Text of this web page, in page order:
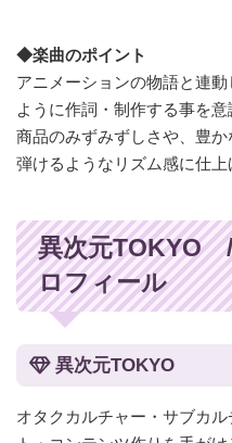
◆楽曲のポイント
アニメーションの物語と連
ように作詞・制作する事を意
商品のみずみずしさや、豊か
弾けるようなリズム感に仕上
異次元TOKYO
ロフィール
異次元TOKYO
オタクカルチャー・サブカ